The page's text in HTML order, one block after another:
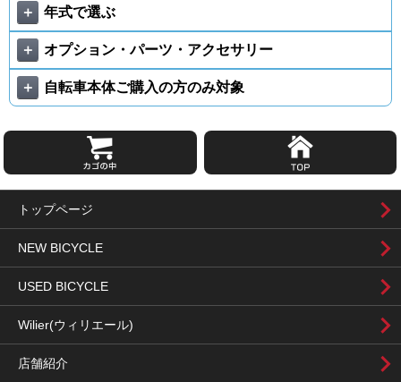
＋ 年式で選ぶ
＋ オプション・パーツ・アクセサリー
＋ 自転車本体ご購入の方のみ対象
トップページ
NEW BICYCLE
USED BICYCLE
Wilier(ウィリエール)
店舗紹介